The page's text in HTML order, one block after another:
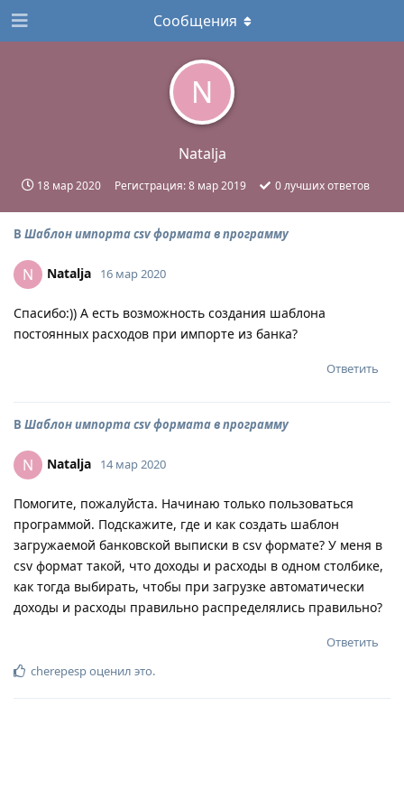
N
Natalja
18 мар 2020 Регистрация:8 мар 2019 0лучших ответов
Сообщения
В Шаблон импорта csv формата в программу
N Natalja 16 мар 2020
Спасибо:)) А есть возможность создания шаблона
постоянных расходов при импорте из банка?
Ответить
В Шаблон импорта csv формата в программу
N Natalja 14 мар 2020
Помогите, пожалуйста. Начинаю только пользоваться
программой. Подскажите, где и как создать шаблон
загружаемой банковской выписки в csv формате? У меня в
csv формат такой, что доходы и расходы в одном столбике,
как тогда выбирать, чтобы при загрузке автоматически
доходы и расходы правильно распределялись правильно?
Ответить
cherepespоценил это.